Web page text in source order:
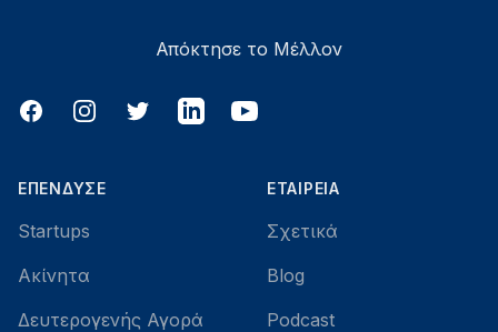
Απόκτησε το Μέλλον
FacebookInstagramTwitter LinkedInYouTube
ΕΠΈΝΔΥΣΕ
Startups
Ακίνητα
Δευτερογενής Αγορά
ΕΤΑΙΡΕΊΑ
Σχετικά
Blog
Podcast